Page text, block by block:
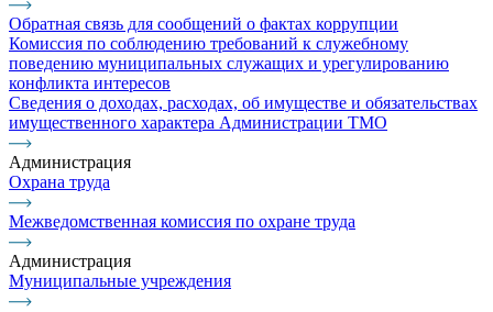
Обратная связь для сообщений о фактах коррупции
Комиссия по соблюдению требований к служебному
поведению муниципальных служащих и урегулированию
конфликта интересов
Сведения о доходах, расходах, об имуществе и обязательствах
имущественного характера Администрации ТМО
Администрация
Охрана труда
Межведомственная комиссия по охране труда
Администрация
Муниципальные учреждения